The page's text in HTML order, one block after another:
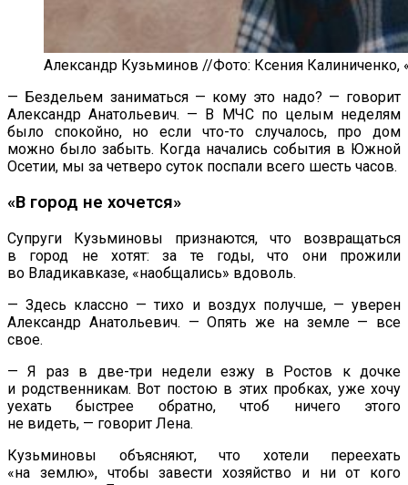
Александр Кузьминов //Фото: Ксения Калиниченко,
— Бездельем заниматься — кому это надо? — говорит
Александр Анатольевич. — В МЧС по целым неделям
было спокойно, но
если что-тослучалось, про дом
можно было забыть. Когда начались события в Южной
Осетии, мы за четверо суток поспали всего шесть часов.
«В город не хочется»
Супруги Кузьминовы признаются, что возвращаться
в
город не хотят: за те
годы, что они прожили
во Владикавказе, «наобщались» вдоволь.
— Здесь классно — тихо и воздух получше, — уверен
Александр Анатольевич. — Опять же на земле — все
свое.
—
Я раз в две-тринедели езжу в Ростов к дочке
и родственникам. Вот постою в этих пробках, уже хочу
уехать быстрее обратно, чтоб ничего этого
не видеть, — говорит Лена.
Кузьминовы объясняют, что хотели переехать
«на землю», чтобы завести хозяйство и ни от
кого